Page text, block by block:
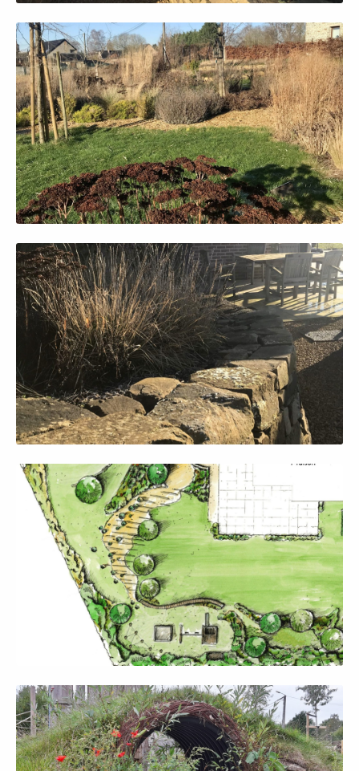
Afficher en grand
Afficher en grand
Afficher en grand
Afficher en grand